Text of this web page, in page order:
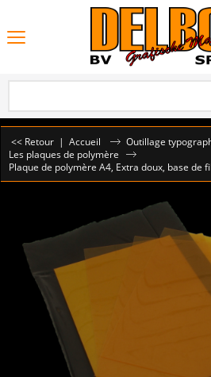
<< Retour | Accueil
Outillage
Les plaques de polymère
Plaque de polymère A4, Extra doux, base de